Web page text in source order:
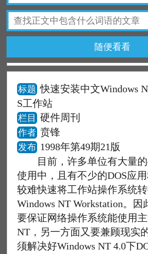
随便看看
标题 快速安装中文Windows
S工作站
栏目 硬件周刊
作者 贲锋
发布 1998年第49期21版
目前，许多单位有大量的
使用中，且有不少的DOS应
较难快速将工作站操作系统
Windows NT Workstation。因
要保证网络操作系统能使用
NT，另一方面又要兼顾现实
须解决好Windows NT 4.0下